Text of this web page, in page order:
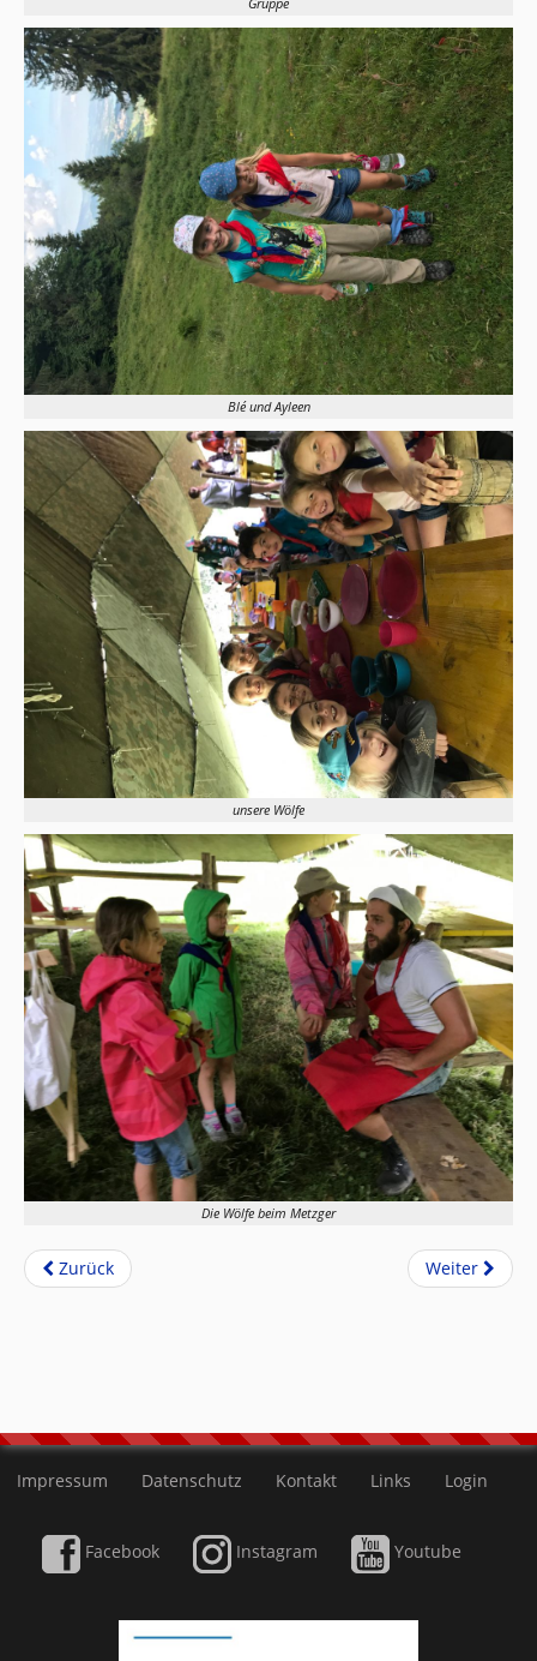
Gruppe
Blé und Ayleen
unsere Wölfe
Die Wölfe beim Metzger
Zurück Weiter
Impressum Datenschutz Kontakt Links Login
Facebook Instagram Youtube